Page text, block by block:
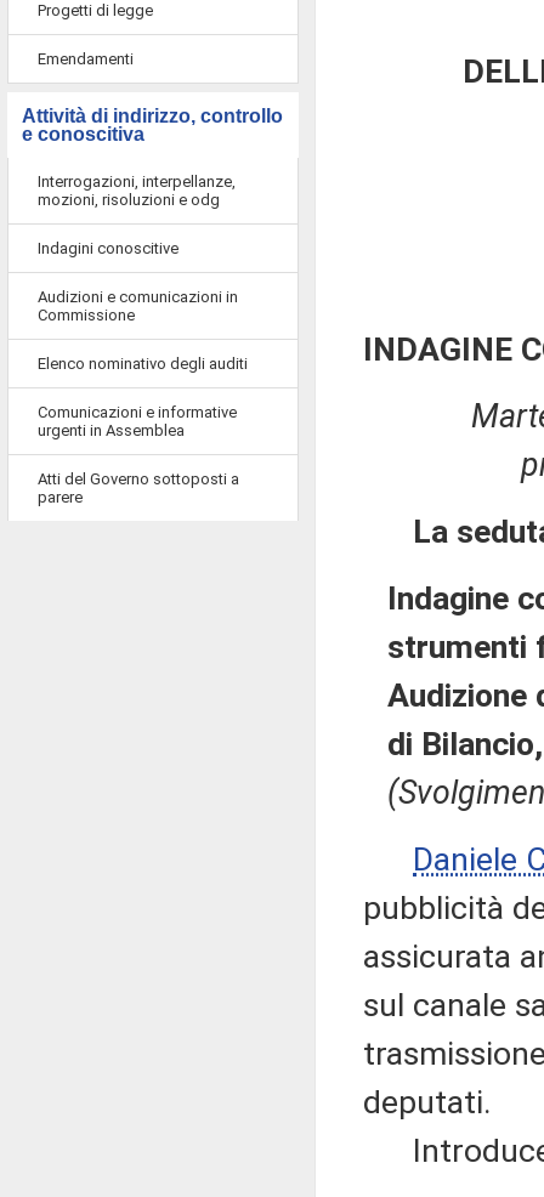
Progetti di legge
Emendamenti
Attività di indirizzo, controllo
e conoscitiva
Interrogazioni, interpellanze,
mozioni, risoluzioni e odg
Indagini conoscitive
Audizioni e comunicazioni in
Commissione
Elenco nominativo degli auditi
Comunicazioni e informative
urgenti in Assemblea
Atti del Governo sottoposti a
parere
INDAGINE
La
Indagine
strumenti
Audizione
di
Daniele
pubblicità
assicurata
sul canale
deputati.
Introduce